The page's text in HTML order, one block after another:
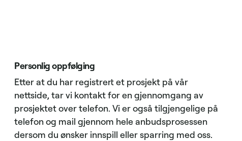
Personlig oppfølging
Etter at du har registrert et prosjekt på vår
nettside, tar vi kontakt for en gjennomgang av
prosjektet over telefon. Vi er også tilgjengelige på
telefon og mail gjennom hele anbudsprosessen
dersom du ønsker innspill eller sparring med oss.